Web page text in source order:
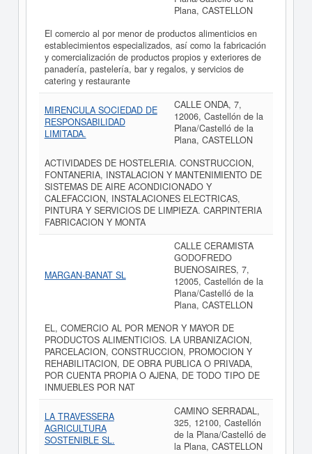
Plana, CASTELLON
El comercio al por menor de productos alimenticios en
establecimientos especializados, así como la fabricación
y comercialización de productos propios y exteriores de
panadería, pastelería, bar y regalos, y servicios de
catering y restaurante
MIRENCULA SOCIEDAD DE
RESPONSABILIDAD
LIMITADA.
CALLE ONDA, 7,
12006, Castellón de la
Plana/Castelló de la
Plana, CASTELLON
ACTIVIDADES DE HOSTELERIA. CONSTRUCCION,
FONTANERIA, INSTALACION Y MANTENIMIENTO DE
SISTEMAS DE AIRE ACONDICIONADO Y
CALEFACCION, INSTALACIONES ELECTRICAS,
PINTURA Y SERVICIOS DE LIMPIEZA. CARPINTERIA
FABRICACION Y MONTA
MARGAN-BANAT SL
CALLE CERAMISTA
GODOFREDO
BUENOSAIRES, 7,
12005, Castellón de la
Plana/Castelló de la
Plana, CASTELLON
EL, COMERCIO AL POR MENOR Y MAYOR DE
PRODUCTOS ALIMENTICIOS. LA URBANIZACION,
PARCELACION, CONSTRUCCION, PROMOCION Y
REHABILITACION, DE OBRA PUBLICA O PRIVADA,
POR CUENTA PROPIA O AJENA, DE TODO TIPO DE
INMUEBLES POR NAT
LA TRAVESSERA
AGRICULTURA
SOSTENIBLE SL.
CAMINO SERRADAL,
325, 12100, Castellón
de la Plana/Castelló de
la Plana, CASTELLON